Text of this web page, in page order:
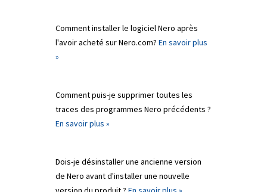
Comment installer le logiciel Nero après
l'avoir acheté sur Nero.com? En savoir plus
»
Comment puis-je supprimer toutes les
traces des programmes Nero précédents ?
En savoir plus »
Dois-je désinstaller une ancienne version
de Nero avant d'installer une nouvelle